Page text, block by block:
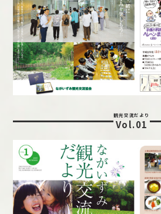
観光交流だより
Vol.01